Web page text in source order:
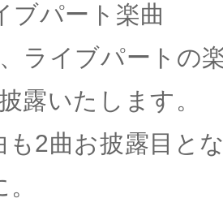
ブパート楽曲
ライブパートの
露いたします。
も2曲お披露目と